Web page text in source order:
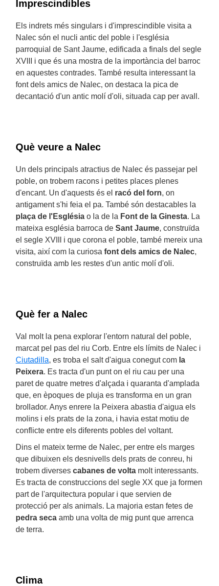
Imprescindibles
Els indrets més singulars i d'imprescindible visita a
Nalec són el nucli antic del poble i l'església
parroquial de Sant Jaume, edificada a finals del segle
XVIII i que és una mostra de la importància del barroc
en aquestes contrades. També resulta interessant la
font dels amics de Nalec, on destaca la pica de
decantació d'un antic molí d'oli, situada cap per avall.
Què veure a Nalec
Un dels principals atractius de Nalec és passejar pel
poble, on trobem racons i petites places plenes
d'encant. Un d'aquests és el racó del forn, on
antigament s'hi feia el pa. També són destacables la
plaça de l'Església o la de la Font de la Ginesta. La
mateixa església barroca de Sant Jaume, construïda
el segle XVIII i que corona el poble, també mereix una
visita, així com la curiosa font dels amics de Nalec,
construïda amb les restes d'un antic molí d'oli.
Què fer a Nalec
Val molt la pena explorar l'entorn natural del poble,
marcat pel pas del riu Corb. Entre els límits de Nalec i
Ciutadilla, es troba el salt d'aigua conegut com la
Peixera. Es tracta d'un punt on el riu cau per una
paret de quatre metres d'alçada i quaranta d'amplada
que, en èpoques de pluja es transforma en un gran
brollador. Anys enrere la Peixera abastia d'aigua els
molins i els prats de la zona, i havia estat motiu de
conflicte entre els diferents pobles del voltant.
Dins el mateix terme de Nalec, per entre els marges
que dibuixen els desnivells dels prats de conreu, hi
trobem diverses cabanes de volta molt interessants.
Es tracta de construccions del segle XX que ja formen
part de l'arquitectura popular i que servien de
protecció per als animals. La majoria estan fetes de
pedra seca amb una volta de mig punt que arrenca
de terra.
Clima